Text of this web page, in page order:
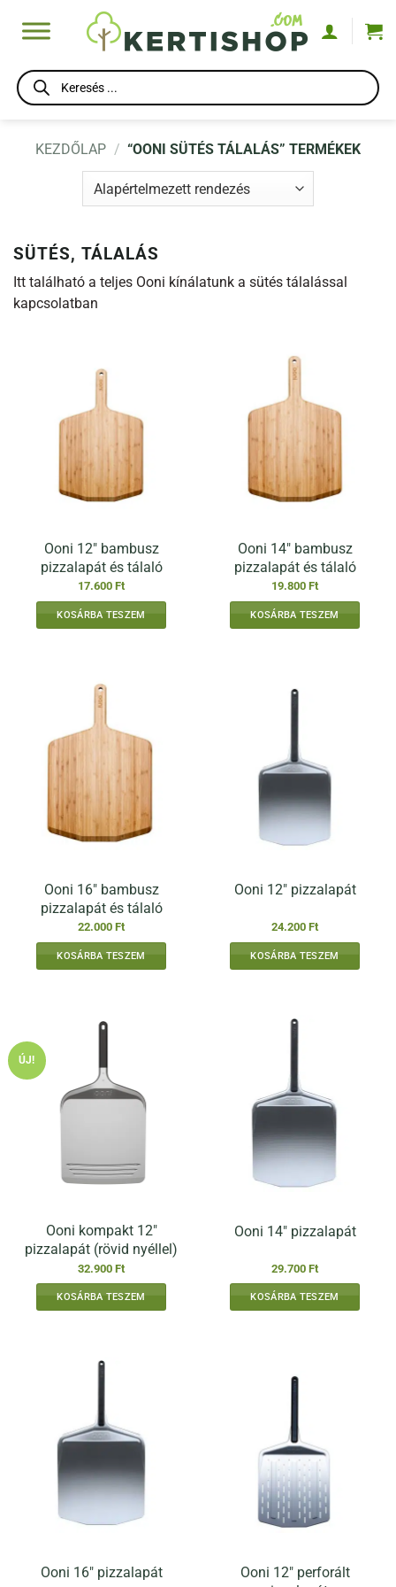
Products
search
KEZDŐLAP / “OONI SÜTÉS TÁLALÁS” TERMÉKEK
SÜTÉS, TÁLALÁS
Itt található a teljes Ooni kínálatunk a sütés tálalással
kapcsolatban
Ooni 12″ bambusz
pizzalapát és tálaló
17.600 Ft
KOSÁRBA TESZEM
Ooni 14″ bambusz
pizzalapát és tálaló
19.800 Ft
KOSÁRBA TESZEM
Ooni 16″ bambusz
pizzalapát és tálaló
22.000 Ft
KOSÁRBA TESZEM
Ooni 12″ pizzalapát
24.200 Ft
KOSÁRBA TESZEM
ÚJ!
Ooni kompakt 12″
pizzalapát (rövid nyéllel)
32.900 Ft
KOSÁRBA TESZEM
Ooni 14″ pizzalapát
29.700 Ft
KOSÁRBA TESZEM
Ooni 16″ pizzalapát
Ooni 12″ perforált